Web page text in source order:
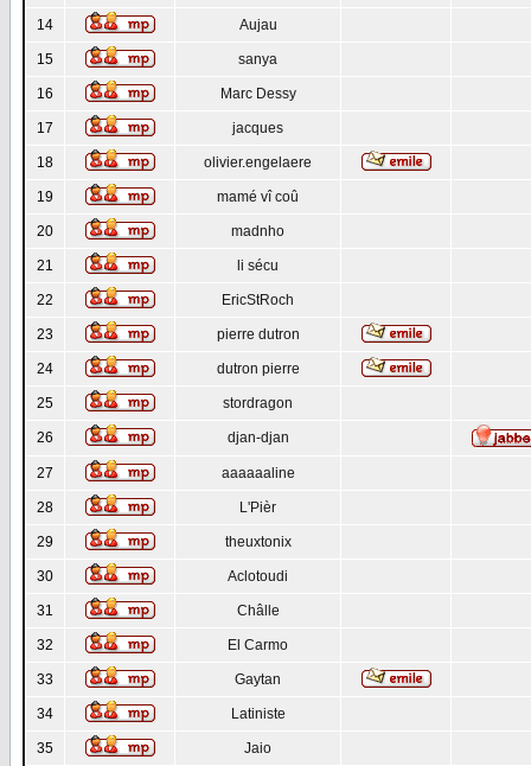
14 Aujau
15 sanya
16 Marc Dessy
17 jacques
18 olivier.engelaere
19 mamé vî coû
20 madnho
21 li sécu
22 EricStRoch
23 pierre dutron
24 dutron pierre
25 stordragon
26 djan-djan
27 aaaaaaline
28 L'Pièr
29 theuxtonix
30 Aclotoudi
31 Châlle
32 El Carmo
33 Gaytan
34 Latiniste
35 Jaio